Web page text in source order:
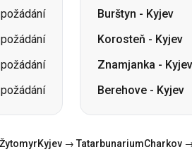
Burštyn - Kyjev
Korosteň - Kyjev
Znamjanka - Kyjev
Berehove - Kyjev
ŽytomyrKyjev → TatarbunariumCharkov